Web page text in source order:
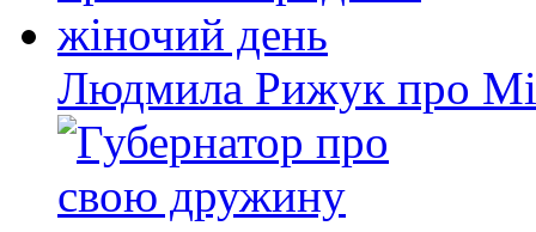
Людмила Рижук про